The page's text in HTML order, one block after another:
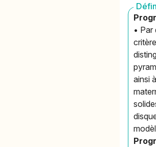
•
ainsi